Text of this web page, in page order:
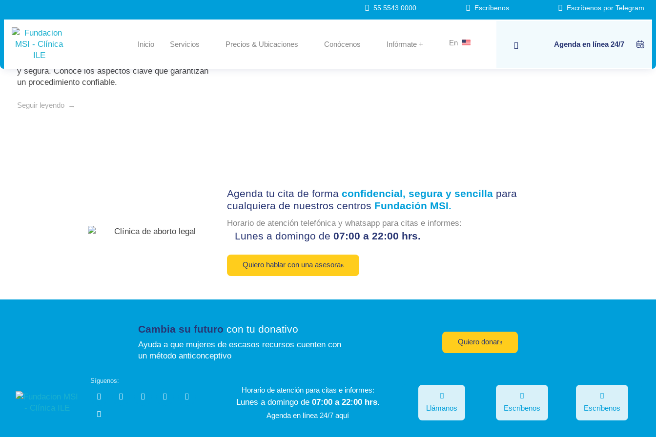
55 5543 0000 Escríbenos Escríbenos por Telegram
Inicio Servicios Precios & Ubicaciones Conócenos Infórmate + En Agenda en línea 24/7
¿Cómo saber si una clínica de
aborto legal es confiable?
Descubre cómo identificar una clínica de aborto legal
y segura. Conoce los aspectos clave que garantizan
un procedimiento confiable.
Seguir leyendo
Agenda tu cita de forma confidencial, segura y sencillapara
cualquiera de nuestros centros Fundación MSI.
Horario de atención telefónica y whatsapp para citas e informes:
Lunes a domingo de 07:00 a 22:00 hrs.
Quiero hablar con una asesora
Cambia su futuro con tu donativo
Ayuda a que mujeres de escasos recursos cuenten con
un método anticonceptivo
Quiero donar
Síguenos:
Horario de atención para citas e informes:
Lunes a domingo de 07:00 a 22:00 hrs.
Agenda en línea 24/7 aquí
Llámanos Escríbenos Escríbenos